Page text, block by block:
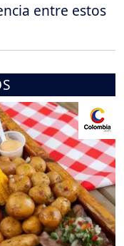
entre estos